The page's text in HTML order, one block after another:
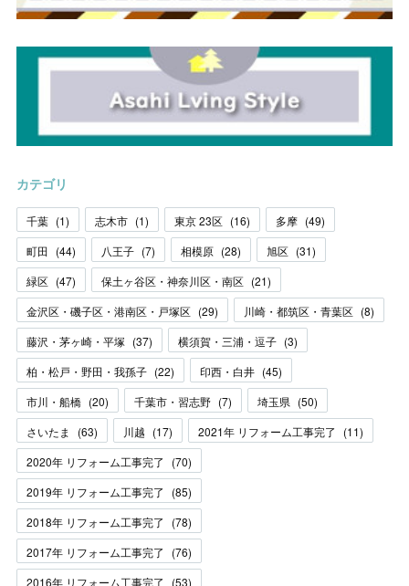
カテゴリ
千葉 (1) 志木市 (1) 東京 23区 (16) 多摩 (49)
町田 (44) 八王子 (7) 相模原 (28) 旭区 (31)
緑区 (47) 保土ヶ谷区・神奈川区・南区 (21)
金沢区・磯子区・港南区・戸塚区 (29) 川崎・都筑区・青葉区 (8)
藤沢・茅ヶ崎・平塚 (37) 横須賀・三浦・逗子 (3)
柏・松戸・野田・我孫子 (22) 印西・白井 (45)
市川・船橋 (20) 千葉市・習志野 (7) 埼玉県 (50)
さいたま
(63) 川越 (17) 2021年 リフォーム工事完了 (11)
2020年 リフォーム工事完了
(70)
2019年 リフォーム工事完了
(85)
2018年 リフォーム工事完了
(78)
2017年 リフォーム工事完了
(76)
2016年 リフォーム工事完了
(53)